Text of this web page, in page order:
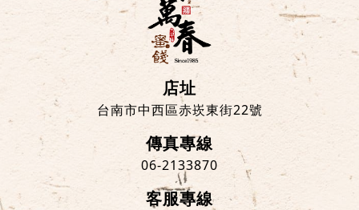
店址
台南市中西區赤崁東街22號
傳真專線
06-2133870
客服專線